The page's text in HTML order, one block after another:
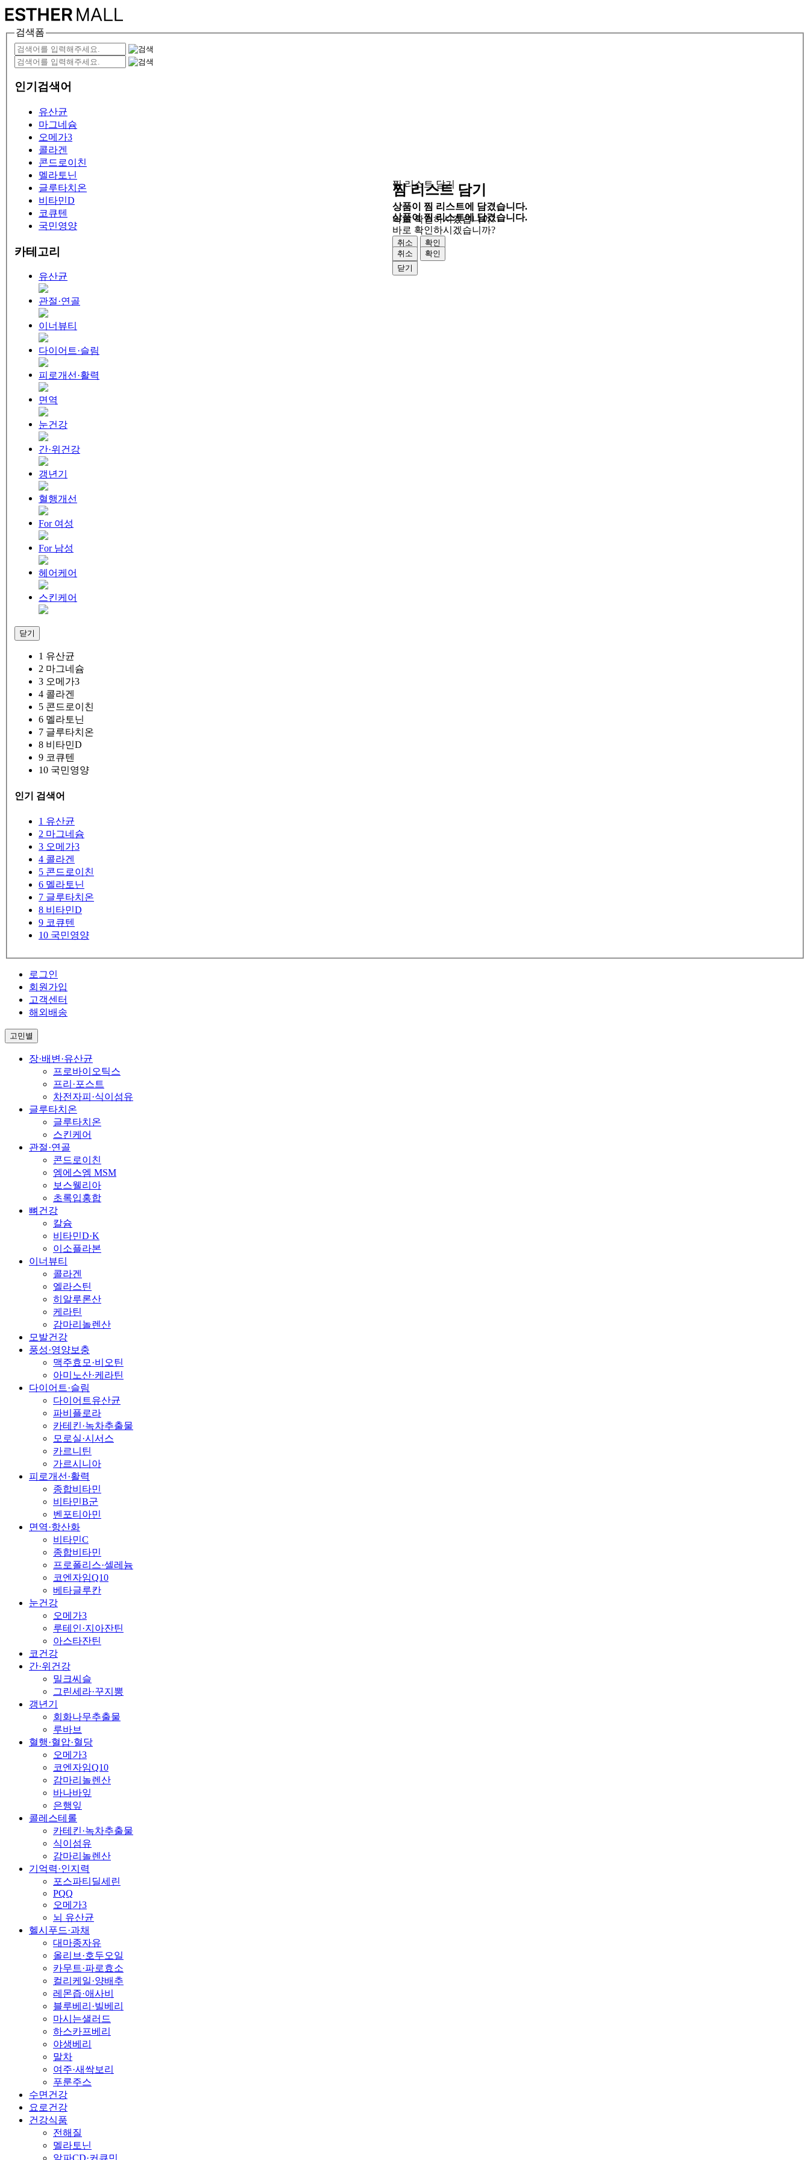
검색폼
인기검색어
유산균
마그네슘
오메가3
콜라겐
콘드로이친
멜라토닌
글루타치온
비타민D
코큐텐
국민영양
카테고리
유산균
관절·연골
이너뷰티
다이어트·슬림
피로개선·활력
면역
눈건강
간·위건강
갱년기
혈행개선
For 여성
For 남성
헤어케어
스킨케어
닫기
1 유산균
2 마그네슘
3 오메가3
4 콜라겐
5 콘드로이친
6 멜라토닌
7 글루타치온
8 비타민D
9 코큐텐
10 국민영양
인기 검색어
1 유산균
2 마그네슘
3 오메가3
4 콜라겐
5 콘드로이친
6 멜라토닌
7 글루타치온
8 비타민D
9 코큐텐
10 국민영양
로그인
회원가입
고객센터
해외배송
고민별
장·배변·유산균
프로바이오틱스
프리·포스트
차전자피·식이섬유
글루타치온
글루타치온
스킨케어
관절·연골
콘드로이친
엠에스엠 MSM
보스웰리아
초록입홍합
뼈건강
칼슘
비타민D·K
이소플라본
이너뷰티
콜라겐
엘라스틴
히알루론산
케라틴
감마리놀렌산
모발건강
풍성·영양보충
맥주효모·비오틴
아미노산·케라틴
다이어트·슬림
다이어트유산균
파비플로라
카테킨·녹차추출물
모로실·시서스
카르니틴
가르시니아
피로개선·활력
종합비타민
비타민B군
벤포티아민
면역·항산화
비타민C
종합비타민
프로폴리스·셀레늄
코엔자임Q10
베타글루칸
눈건강
오메가3
루테인·지아잔틴
아스타잔틴
코건강
간·위건강
밀크씨슬
그린세라·꾸지뽕
갱년기
회화나무추출물
루바브
혈행·혈압·혈당
오메가3
코엔자임Q10
감마리놀렌산
바나바잎
은행잎
콜레스테롤
카테킨·녹차추출물
식이섬유
감마리놀렌산
기억력·인지력
포스파티딜세린
PQQ
오메가3
뇌 유산균
헬시푸드·과채
대마종자유
올리브·호두오일
카무트·파로효소
컬리케일·양배추
레몬즙·애사비
블루베리·빌베리
마시는샐러드
하스카프베리
야생베리
말차
여주·새싹보리
푸룬주스
수면건강
요로건강
건강식품
전해질
멜라토닌
알파CD·커큐민
찜 리스트 담기
상품이 찜 리스트에 담겼습니다.
바로 확인하시겠습니까?
취소
확인
닫기
찜 리스트 담기
상품이 찜 리스트에 담겼습니다.
바로 확인하시겠습니까?
취소
확인
닫기